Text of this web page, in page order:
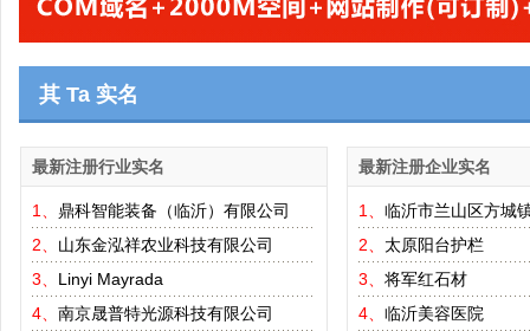
其 Ta 实名
最新注册行业实名
1、 鼎科智能装备（临沂）有限公司
2、 山东金泓祥农业科技有限公司
3、 Linyi Mayrada
4、 南京晟普特光源科技有限公司
最新注册企业实名
1、 临沂市兰山区方城
2、 太原阳台护栏
3、 将军红石材
4、 临沂美容医院